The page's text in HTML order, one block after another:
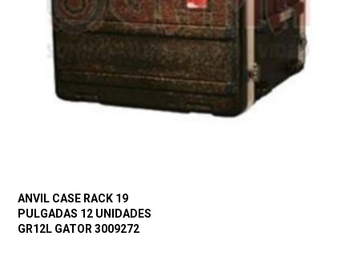
ANVIL CASE RACK 19
PULGADAS 12 UNIDADES
GR12L GATOR 3009272